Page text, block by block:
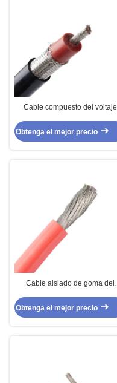
Cable compuesto del voltaje
la instrumentación
Obtenga el mejor precio
Cable aislado de goma del
100KVAC JGG para el motor
Obtenga el mejor precio